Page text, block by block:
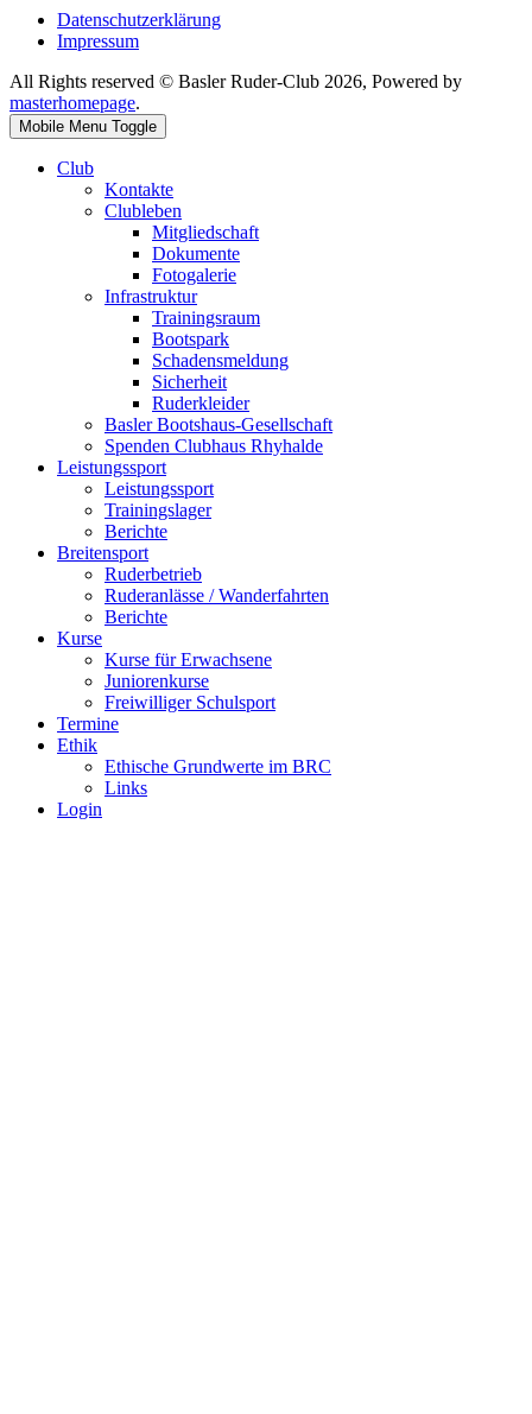
Datenschutzerklärung
Impressum
All Rights reserved © Basler Ruder-Club 2026, Powered by
masterhomepage.
Mobile Menu Toggle
Club
Kontakte
Clubleben
Mitgliedschaft
Dokumente
Fotogalerie
Infrastruktur
Trainingsraum
Bootspark
Schadensmeldung
Sicherheit
Ruderkleider
Basler Bootshaus-Gesellschaft
Spenden Clubhaus Rhyhalde
Leistungssport
Leistungssport
Trainingslager
Berichte
Breitensport
Ruderbetrieb
Ruderanlässe / Wanderfahrten
Berichte
Kurse
Kurse für Erwachsene
Juniorenkurse
Freiwilliger Schulsport
Termine
Ethik
Ethische Grundwerte im BRC
Links
Login